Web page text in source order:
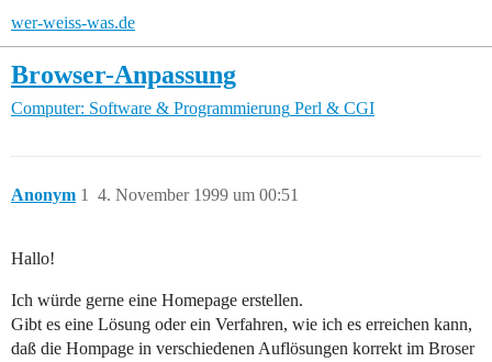
wer-weiss-was.de
Browser-Anpassung
Computer: Software & Programmierung Perl & CGI
Anonym 4. November 1999 um 00:51
1
Hallo!
Ich würde gerne eine Homepage erstellen.
Gibt es eine Lösung oder ein Verfahren, wie ich es erreichen kann,
daß die Hompage in verschiedenen Auflösungen korrekt im Broser